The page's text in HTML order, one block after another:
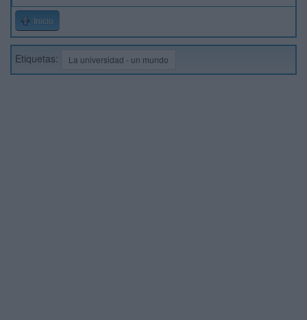
Inicio
Etiquetas: La universidad - un mundo